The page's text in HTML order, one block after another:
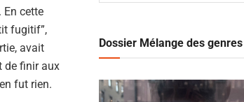
En cette
fugitif”,
avait
de finir aux
fut rien.
Dossier Mélange des